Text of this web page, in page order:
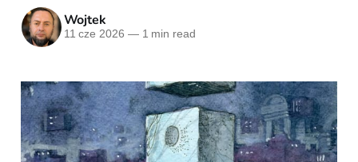
Wojtek
11 cze 2026 —1 min read